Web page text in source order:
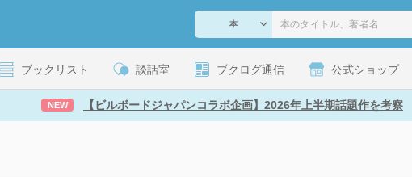
ブックリスト 談話室 ブクログ通信 公式ショップ
NEW 【ビルボードジャパンコラボ企画】2026年上半期話題作を考察